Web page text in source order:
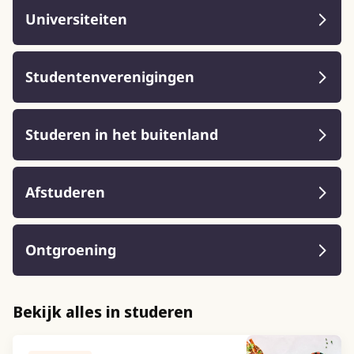
Universiteiten
Studentenverenigingen
Studeren in het buitenland
Afstuderen
Ontgroening
Bekijk alles in studeren